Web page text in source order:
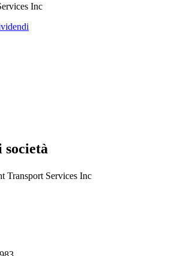
Inc
Transport Services Inc